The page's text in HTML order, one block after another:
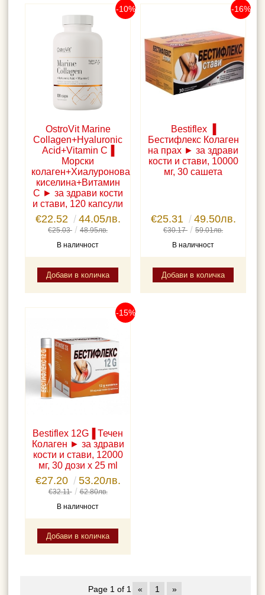
OstroVit Marine
Collagen+Hyaluronic
Acid+Vitamin C▐
Морски
колаген+Хиалуронова
киселина+Витамин
C ► за здрави кости
и стави, 120 капсули
-10%
€22.52 44.05лв.
€25.03
48.95лв.
В наличност
Bestiflex ▐
Бестифлекс Колаген
на прах ► за здрави
кости и стави, 10000
мг, 30 сашета
-16%
€25.31 49.50лв.
€30.17
59.01лв.
В наличност
Bestiflex 12G▐ Течен
Колаген ► за здрави
кости и стави, 12000
мг, 30 дози x 25 ml
-15%
€27.20 53.20лв.
€32.11
62.80лв.
В наличност
Page 1 of 1 « 1 »